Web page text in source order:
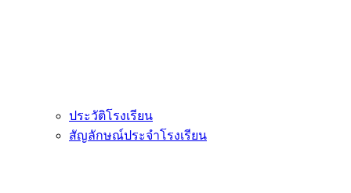
ประวัติโรงเรียน
สัญลักษณ์ประจำโรงเรียน